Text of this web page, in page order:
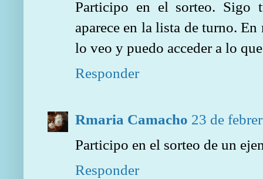
Participo en el sorteo.
aparece en la lista de turno.
lo veo y puedo acceder a lo
Responder
Rmaria Camacho 23 de
Participo en el sorteo de un
Responder